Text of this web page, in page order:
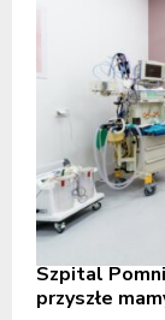
Szpital
przyszłe